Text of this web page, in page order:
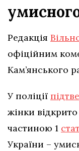
Редакція
офіційним
Кам’янського
У поліції
жінки
частиною 1
України –